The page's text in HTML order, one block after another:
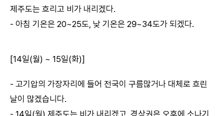
제주도는 흐리고 비가 내리겠다.
- 아침 기온은 20~25도, 낮 기온은 29~34도가 되겠다.
[14일(월) ~ 15일(화)]
- 고기압의 가장자리에 들어 전국이 구름많거나 대체로 흐린
날이 많겠습니다.
- 14일(월) 제주도는 비가 내리겠고, 경상권은 오후에 소나기